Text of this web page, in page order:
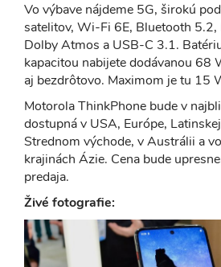
Vo výbave nájdeme 5G, širokú
satelitov, Wi-Fi 6E, Bluetooth 5.2,
Dolby Atmos a USB-C 3.1.
kapacitou nabijete dodávanou 68
aj bezdrôtovo. Maximom je tu 15
Motorola ThinkPhone bude v
dostupná v USA, Európe,
Strednom východe, v Austrálii a
krajinách Ázie. Cena bude
predaja.
Živé fotografie: